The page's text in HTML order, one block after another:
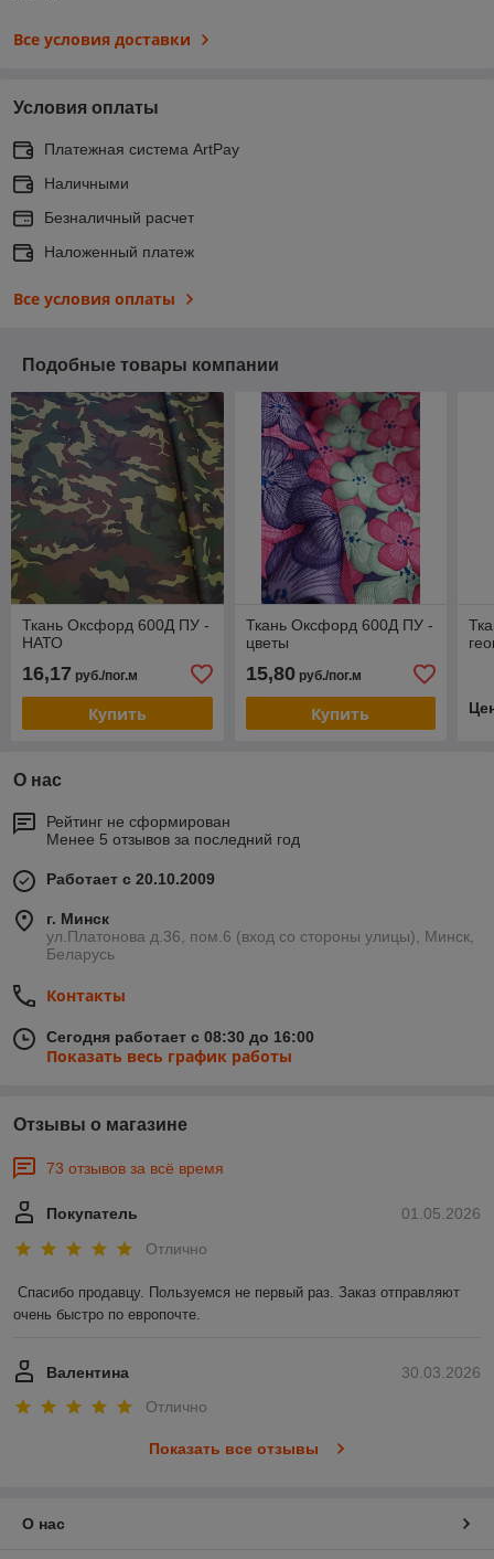
Все условия доставки
Условия оплаты
Платежная система ArtPay
Наличными
Безналичный расчет
Наложенный платеж
Все условия оплаты
Подобные товары компании
Ткань Оксфорд 600Д ПУ -
НАТО
16,17 руб./пог.м
Купить
Ткань Оксфорд 600Д ПУ -
цветы
15,80руб./пог.м
Купить
О нас
Рейтинг не сформирован
Менее 5 отзывов за последний год
Работает с 20.10.2009
г. Минск
ул.Платонова д.36, пом.6 (вход со стороны улицы), Минск,
Беларусь
Контакты
Сегодня работает с 08:30 до 16:00
Показать весь график работы
Отзывы о магазине
73 отзывов за всё время
01.05.2026
Покупатель
Отлично
Спасибо продавцу. Пользуемся не первый раз. Заказ отправляют
очень быстро по европочте.
30.03.2026
Валентина
Отлично
Показать все отзывы
О нас